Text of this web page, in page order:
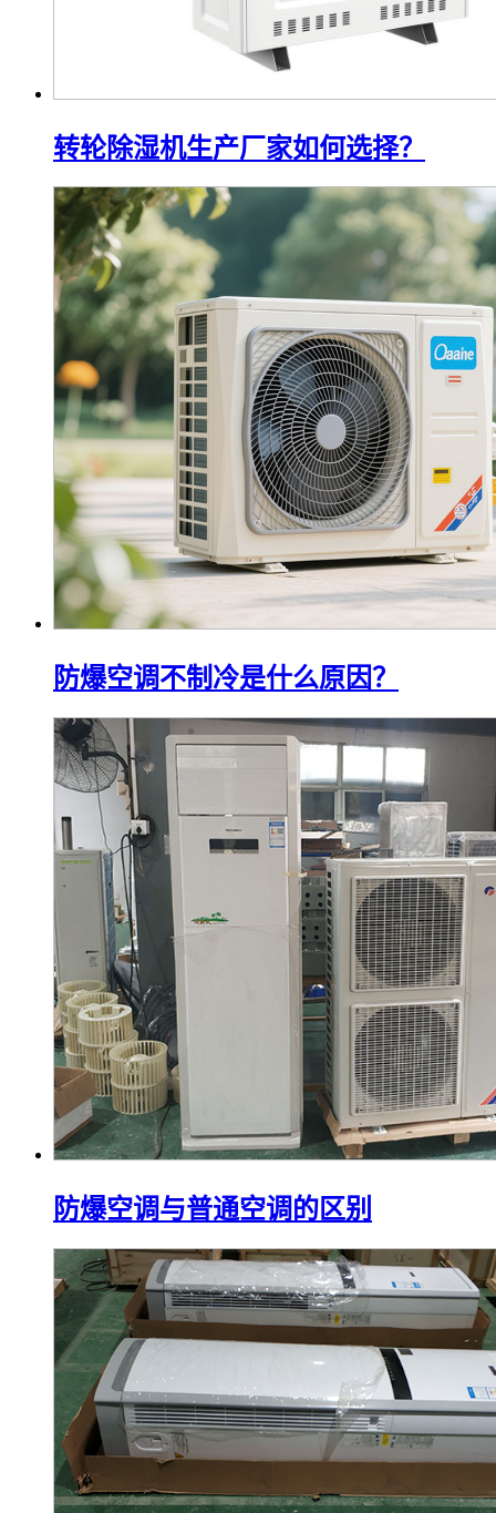
转轮除湿机生产厂家如何选择？
防爆空调不制冷是什么原因？
防爆空调与普通空调的区别